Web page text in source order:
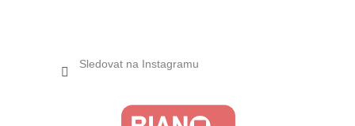
Sledovat na Instagramu